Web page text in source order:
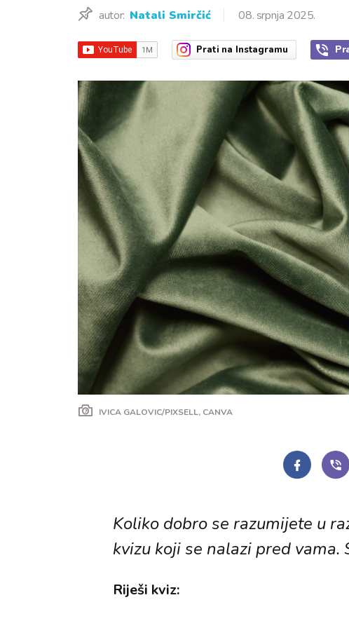
autor: Natali Smirčić 08. srpnja 2025.
Prati na Instagramu
IVICA GALOVIC/PIXSELL, CANVA
Koliko dobro se razumijete u
kvizu koji se nalazi pred vama.
Riješi kviz: